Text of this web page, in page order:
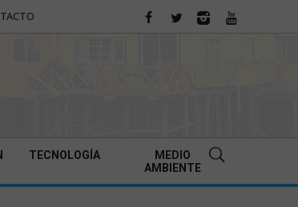
TECNOLOGÍA
MEDIO
AMBIENTE